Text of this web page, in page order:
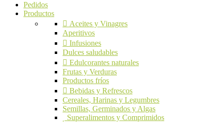
Pedidos
Productos
Aceites y Vinagres
Aperitivos
Infusiones
Dulces saludables
Edulcorantes naturales
Frutas y Verduras
Productos fríos
Bebidas y Refrescos
Cereales, Harinas y Legumbres
Semillas, Germinados y Algas
Superalimentos y Comprimidos